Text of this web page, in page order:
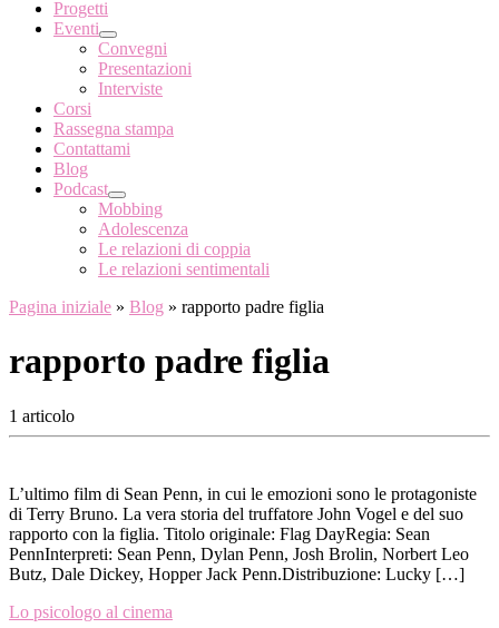
Progetti
Eventi
Convegni
Presentazioni
Interviste
Corsi
Rassegna stampa
Contattami
Blog
Podcast
Mobbing
Adolescenza
Le relazioni di coppia
Le relazioni sentimentali
Pagina iniziale » Blog » rapporto padre figlia
rapporto padre figlia
1 articolo
L’ultimo film di Sean Penn, in cui le emozioni sono le protagoniste
di Terry Bruno. La vera storia del truffatore John Vogel e del suo
rapporto con la figlia. Titolo originale: Flag DayRegia: Sean
PennInterpreti: Sean Penn, Dylan Penn, Josh Brolin, Norbert Leo
Butz, Dale Dickey, Hopper Jack Penn.Distribuzione: Lucky […]
Lo psicologo al cinema